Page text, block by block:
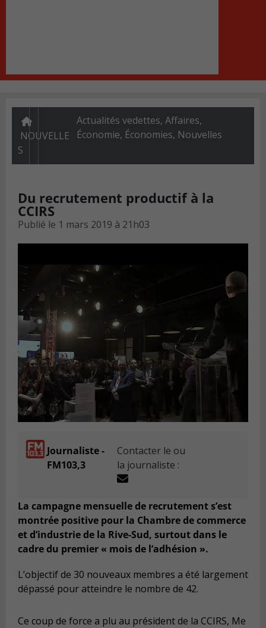
NOUVELLE
S
Actualités vedettes,Affaires,
Économie, Économies, Nouvelles
Du recrutement productif à la
CCIRS
Publié le 1 mars 2019 à 21h03
Journaliste -
FM103,3
Contacter le ou
la journaliste :
La campagne mensuelle de recrutement s’est
montrée positive pour la Chambre de commerce
et d’industrie de la Rive-Sud, surtout dans le
cadre du premier « mois de l’adhésion ».
L’objectif de 30 nouveaux membres a été largement
dépassé pour atteindre le nombre de 42.
Ce coup de force a plu au président de la CCIRS, Me